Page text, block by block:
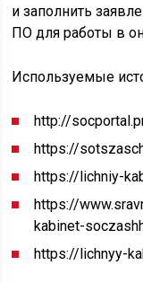
и заполнить
ПО для работы в
Используемые
http://
https://
https://lichniy-
https://
kabinet-
https://lichnyy-